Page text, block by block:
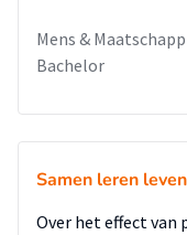
Mens &
Bachelor
Samen leren
Over het effect